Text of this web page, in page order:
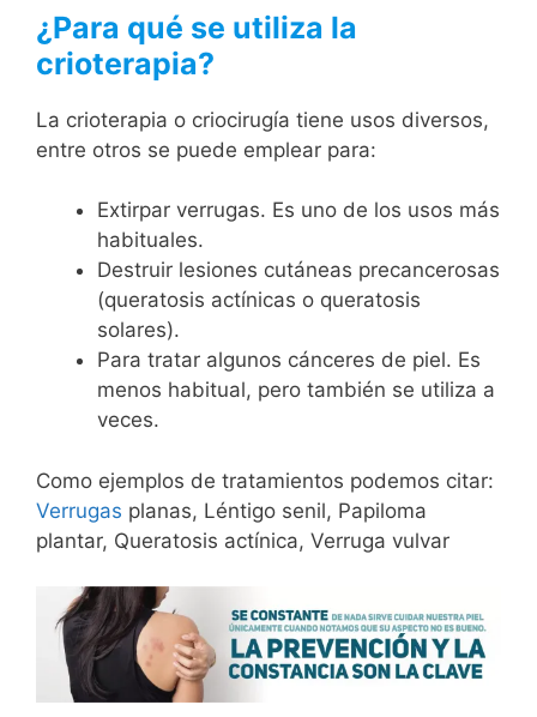
¿Para qué se utiliza la
crioterapia?
La crioterapia o criocirugía tiene usos diversos,
entre otros se puede emplear para:
Extirpar verrugas. Es uno de los usos más
habituales.
Destruir lesiones cutáneas precancerosas
(queratosis actínicas o queratosis
solares).
Para tratar algunos cánceres de piel. Es
menos habitual, pero también se utiliza a
veces.
Como ejemplos de tratamientos podemos citar:
Verrugas planas, Léntigo senil, Papiloma
plantar, Queratosis actínica, Verruga vulvar